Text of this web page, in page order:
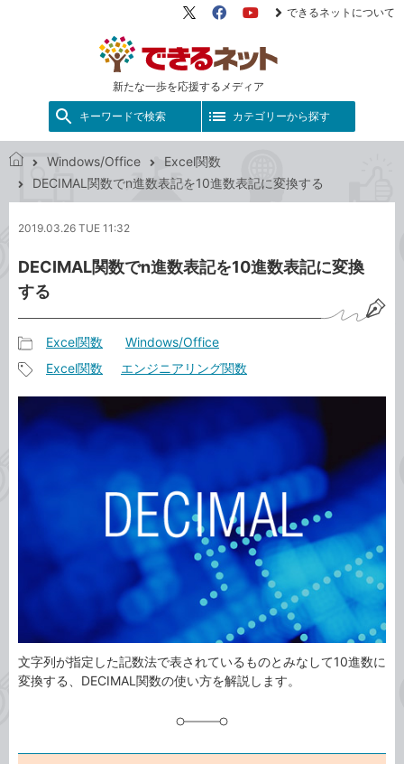
新たな一歩を応援するメディア
X（旧
FacebookYouTube
できるネットについて
キーワードで検索 カテゴリーから探す
で
ネ
ト
Windows/Office
Excel関数
DECIMAL関数でn進数表記を10進数表記に変換する
2019.03.26 TUE 11:32
DECIMAL関数でn進数表記を10進数表記に変換
する
事
カ
テ
ゴ
Excel関数 Windows/Office
タ
グ
Excel関数 エンジニアリング関数
文字列が指定した記数法で表されているものとみなして10進数に
変換する、DECIMAL関数の使い方を解説します。